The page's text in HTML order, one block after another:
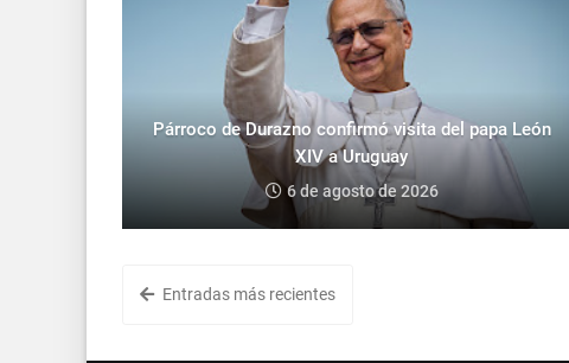
Párroco de Durazno confirmó visita del papa León
XIV a Uruguay
6 de agosto de 2026
Entradas más recientes